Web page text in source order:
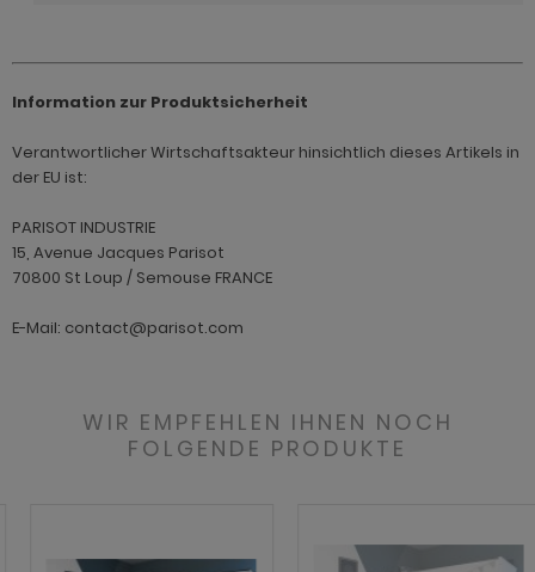
Information zur Produktsicherheit
Verantwortlicher Wirtschaftsakteur hinsichtlich dieses Artikels in
der EU ist:
PARISOT INDUSTRIE
15, Avenue Jacques Parisot
70800 St Loup / Semouse FRANCE
E-Mail: contact@parisot.com
WIR EMPFEHLEN IHNEN NOCH
FOLGENDE PRODUKTE
Ward